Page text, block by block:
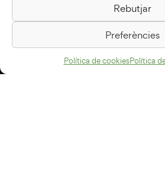
Rebutjar
Preferències
Política de cookiesPolítica
Passeig de la Generalitat, 1
08500 Vic